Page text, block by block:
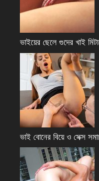
ভাইয়ের ছেলে গুদের খাই
ভাই বোনের বিয়ে ও সেক্স